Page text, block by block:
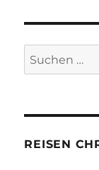
Suchen
nach:
REISEN